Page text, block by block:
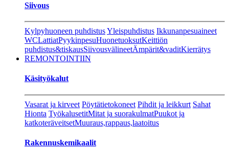
Siivous
Kylpyhuoneen puhdistusYleispuhdistus Ikkunanpesuaineet
WCLattiatPyykinpesuHuonetuoksutKeittiön
puhdistus&tiskausSiivousvälineetÄmpärit&vaditKierrätys
REMONTOINTIIN
Käsityökalut
Vasarat ja kirveet Pöytätietokoneet Pihdit ja leikkurt Sahat
Hionta TyökalusetitMitat ja suorakulmatPuukot ja
katkoteräveitsetMuuraus,rappaus,laatoitus
Rakennuskemikaalit